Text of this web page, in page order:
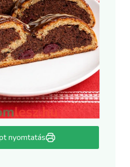
nyomtatás